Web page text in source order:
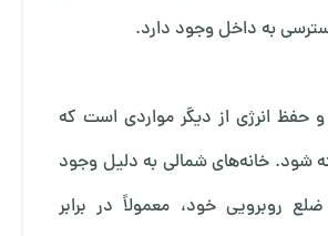
به داخل وجود دارد.
حفظ انرژی از دیگر مواردی است که
شود. خانه‌های شمالی به دلیل وجود
روبرویی خود، معمولاً در برابر